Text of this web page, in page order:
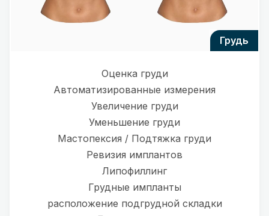
грудь
Оценка груди
Автоматизированные измерения
Увеличение груди
Уменьшение груди
Мастопексия / Подтяжка груди
Ревизия имплантов
Липофиллинг
Грудные импланты
расположение подгрудной складки